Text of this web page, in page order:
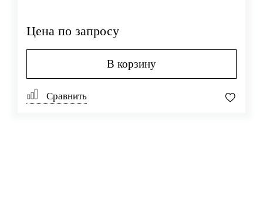
Цена по запросу
В корзину
Сравнить